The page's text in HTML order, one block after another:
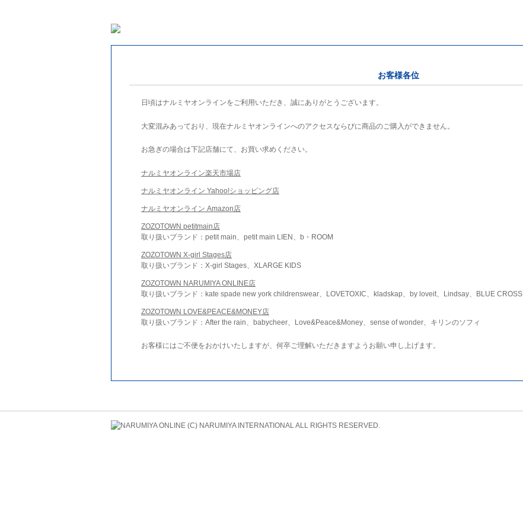
お客様各位
日頃はナルミヤオンラインをご利用いただき、誠にありがとうございます。
大変混みあっており、現在ナルミヤオンラインへのアクセスならびに商品のご購入ができません。
お急ぎの場合は下記店舗にて、お買い求めください。
ナルミヤオンライン楽天市場店
ナルミヤオンライン Yahoo!ショッピング店
ナルミヤオンライン Amazon店
ZOZOTOWN petitmain店
取り扱いブランド：petit main、petit main LIEN、b・ROOM
ZOZOTOWN X-girl Stages店
取り扱いブランド：X-girl Stages、XLARGE KIDS
ZOZOTOWN NARUMIYA ONLINE店
取り扱いブランド：kate spade new york childrenswear、LOVETOXIC、kladskap、by loveit、Lindsay、BLUE CROSS
ZOZOTOWN LOVE&PEACE&MONEY店
取り扱いブランド：After the rain、babycheer、Love&Peace&Money、sense of wonder、キリンのソフィ
お客様にはご不便をおかけいたしますが、何卒ご理解いただきますようお願い申し上げます。